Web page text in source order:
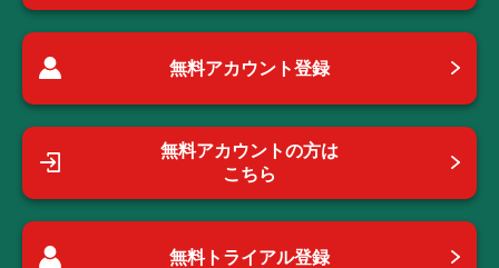
無料アカウント登録
無料アカウントの方は
こちら
無料トライアル登録